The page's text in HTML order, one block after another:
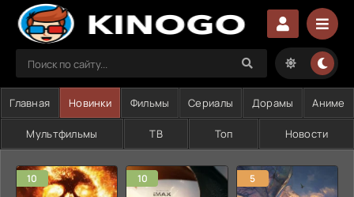
Главная Новинки Фильмы Сериалы Дорамы Аниме
Мультфильмы ТВ Топ Новости
10 10 5